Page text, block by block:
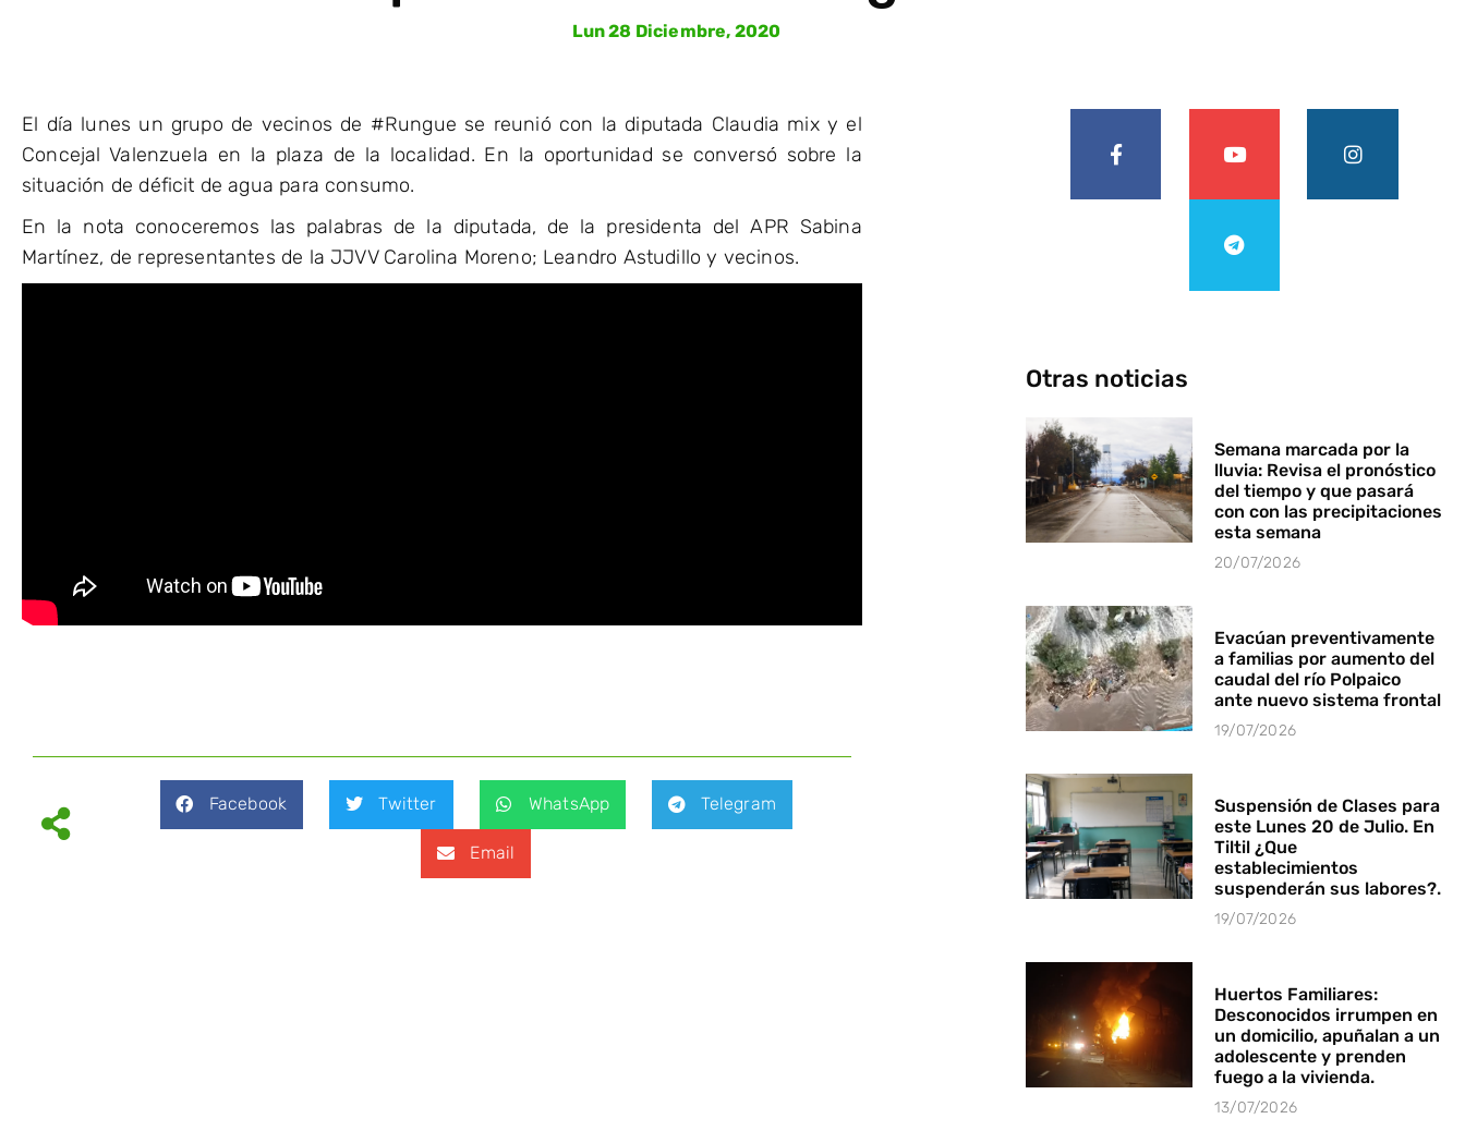
Lun 28 Diciembre, 2020
El día lunes un grupo de vecinos de #Rungue se reunió con la diputada Claudia mix y el
Concejal Valenzuela en la plaza de la localidad. En la oportunidad se conversó sobre la
situación de déficit de agua para consumo.
En la nota conoceremos las palabras de la diputada, de la presidenta del APR Sabina
Martínez, de representantes de la JJVV Carolina Moreno; Leandro Astudillo y vecinos.
Facebook Twitter WhatsApp Telegram
Email
Otras noticias
Semana marcada por la
lluvia: Revisa el pronóstico
del tiempo y que pasará
con con las precipitaciones
esta semana
20/07/2026
Evacúan preventivamente
a familias por aumento del
caudal del río Polpaico
ante nuevo sistema frontal
19/07/2026
Suspensión de Clases para
este Lunes 20 de Julio. En
Tiltil ¿Que
establecimientos
suspenderán sus labores?.
19/07/2026
Huertos Familiares:
Desconocidos irrumpen en
un domicilio, apuñalan a un
adolescente y prenden
fuego a la vivienda.
13/07/2026